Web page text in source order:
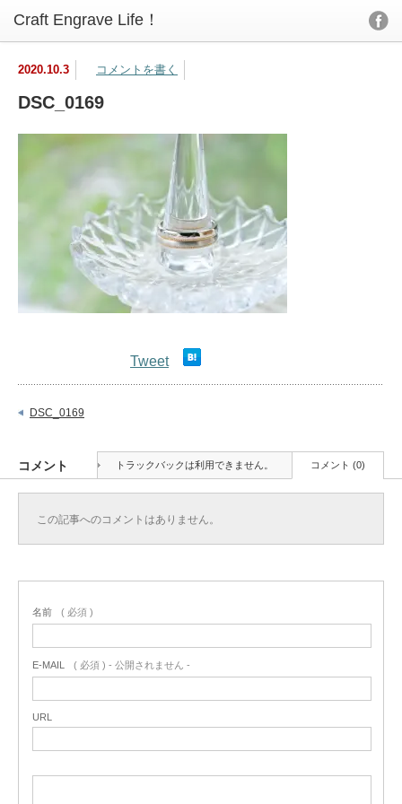
2020.10.3 コメントを書く
DSC_0169
Tweet
DSC_0169
コメント トラックバックは利用できません。 コメント (0)
この記事へのコメントはありません。
名前 ( 必須 )
E-MAIL ( 必須 ) - 公開されません -
URL